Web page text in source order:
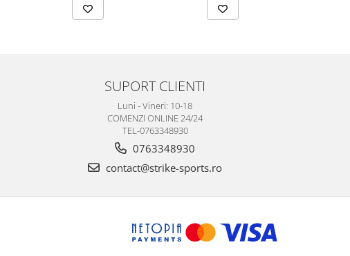
SUPORT CLIENTI
Luni - Vineri: 10-18
COMENZI ONLINE 24/24
TEL-0763348930
0763348930
contact@strike-sports.ro